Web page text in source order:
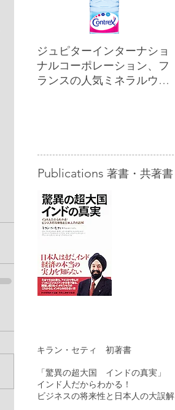
ジュピターインターナショ
ナルコーポレーション、フ
ランスの人気ミネラルウォ
Publications 著書・共著書
キラン・セティ 初著書
「驚異の超大国 インドの真実」
インド人だからわかる！
ビジネスの将来性と日本人の大誤解